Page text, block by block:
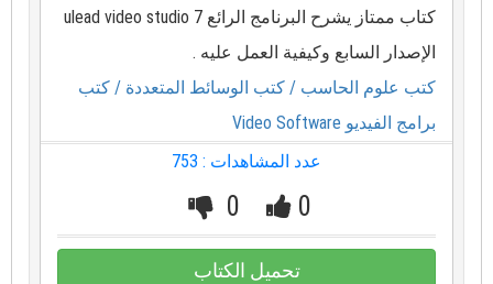
كتاب ممتاز يشرح البرنامج الرائع ulead video studio 7
الإصدار السابع وكيفية العمل عليه .
كتب علوم الحاسب / كتب الوسائط المتعددة / كتب
برامج الفيديو Video Software
عدد المشاهدات : 753
0
0
تحميل الكتاب